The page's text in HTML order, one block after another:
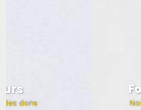
Fournitures
Nous coordonnons les